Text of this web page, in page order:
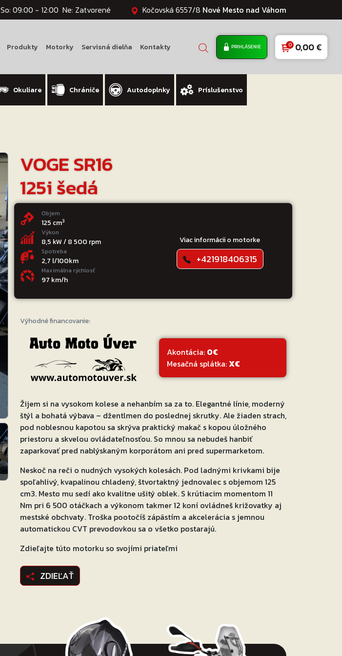
So: 09:00 - 12:00 Ne: Zatvorené Kočovská 6557/8 Nové Mesto nad Váhom
Produkty Motorky Servisná dielňa Kontakty PRIHLÁSENIE 0,00€
Okuliare Chrániče Autodoplnky Príslušenstvo
VOGE SR16
125i šedá
Objem
125 cm3
Výkon
8,5 kW / 8 500 rpm
Spotreba
2,7 l/100km
Maximálna rýchlosť
97 km/h
Viac informácii o motorke
+421918406315
Výhodné financovanie:
Akontácia: 0€
Mesačná splátka:X€
Žijem si na vysokom kolese a nehanbím sa za to. Elegantné línie, moderný
štýl a bohatá výbava – džentlmen do poslednej skrutky. Ale žiaden strach,
pod noblesnou kapotou sa skrýva praktický makač s kopou úložného
priestoru a skvelou ovládateľnosťou. So mnou sa nebudeš hanbiť
zaparkovať pred nablýskaným korporátom ani pred supermarketom.
Neskoč na reči o nudných vysokých kolesách. Pod ladnými krivkami bije
spoľahlivý, kvapalinou chladený, štvortaktný jednovalec s objemom 125
cm3. Mesto mu sedí ako kvalitne ušitý oblek. S krútiacim momentom 11
Nm pri 6 500 otáčkach a výkonom takmer 12 koní ovládneš križovatky aj
mestské obchvaty. Troška pootočíš zápästím a akcelerácia s jemnou
automatickou CVT prevodovkou sa o všetko postarajú.
Zdieľajte túto motorku so svojími priateľmi
ZDIEĽAŤ